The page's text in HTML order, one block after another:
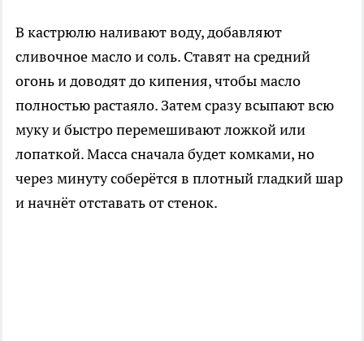
В кастрюлю наливают воду, добавляют
сливочное масло и соль. Ставят на средний
огонь и доводят до кипения, чтобы масло
полностью растаяло. Затем сразу всыпают всю
муку и быстро перемешивают ложкой или
лопаткой. Масса сначала будет комками, но
через минуту соберётся в плотный гладкий шар
и начнёт отставать от стенок.